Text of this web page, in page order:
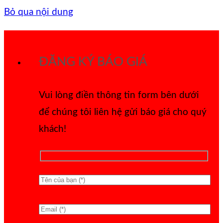
Bỏ qua nội dung
ĐĂNG KÝ BÁO GIÁ
Vui lòng điền thông tin form bên dưới
để chúng tôi liên hệ gửi báo giá cho quý
khách!